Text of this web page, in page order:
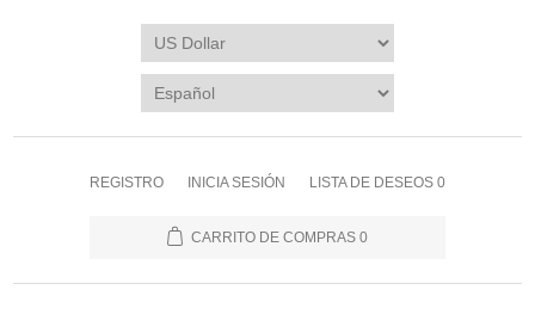
REGISTRO INICIA SESIÓN LISTA DE DESEOS 0
CARRITO DE COMPRAS 0